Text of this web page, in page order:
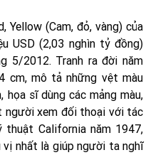
Yellow (Cam, đỏ, vàng) của
USD (2,03 nghìn tỷ đồng)
5/2012. Tranh ra đời năm
cm, mô tả những vệt màu
họa sĩ dùng các mảng màu,
người xem đối thoại với tác
California năm 1947,
vị nhất là giúp người ta nghĩ